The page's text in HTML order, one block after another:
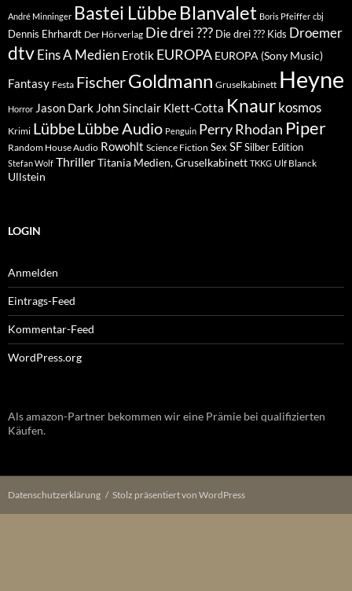
André Minninger Bastei Lübbe Blanvalet Boris Pfeiffer cbj
Dennis Ehrhardt Der Hörverlag Die drei ??? Die drei ??? Kids Droemer
dtvEins A Medien Erotik EUROPA EUROPA (Sony Music)
Fantasy Festa FischerGoldmann Gruselkabinett Heyne
Horror Jason Dark John Sinclair Klett-Cotta Knaur kosmos
Krimi LübbeLübbe Audio Penguin Perry Rhodan Piper
Random House Audio Rowohlt Science Fiction Sex SFSilber Edition
Stefan Wolf ThrillerTitania Medien, Gruselkabinett TKKG Ulf Blanck
Ullstein
LOGIN
Anmelden
Eintrags-Feed
Kommentar-Feed
WordPress.org
Als amazon-Partner bekommen wir eine Prämie bei qualifizierten
Käufen.
Datenschutzerklärung Stolz präsentiert von WordPress